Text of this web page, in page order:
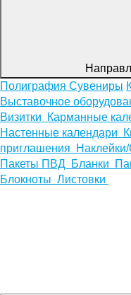
Полиграфия Сувениры
Выставочное
Визитки
Карманные
Настенные календари
приглашения
Пакеты ПВД Бланки
Блокноты Листовки